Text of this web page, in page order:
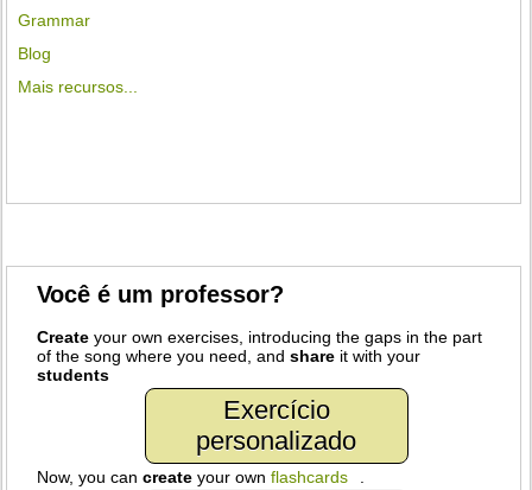
Grammar
Blog
Mais recursos...
Você é um professor?
Create your own exercises, introducing the gaps in the part
of the song where you need, andshare it with your
students
Exercício
personalizado
Now, you cancreate your ownflashcards